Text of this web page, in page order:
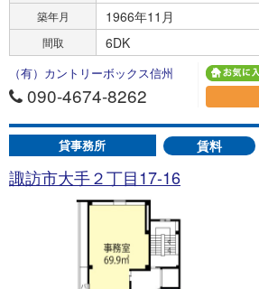
築年月 1966年11月
間取 6DK
（有）カントリーボックス信州
090-4674-8262
貸事務所 賃料
諏訪市大手２丁目17-16